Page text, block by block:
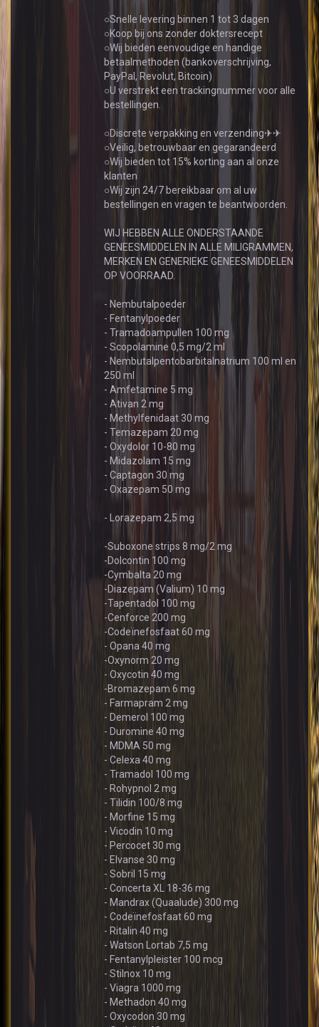
○Snelle levering binnen 1 tot 3 dagen
○Koop bij ons zonder doktersrecept
○Wij bieden eenvoudige en handige
betaalmethoden (bankoverschrijving,
PayPal, Revolut, Bitcoin)
○U verstrekt een trackingnummer voor alle
bestellingen.
○Discrete verpakking en verzending✈✈
○Veilig, betrouwbaar en gegarandeerd
○Wij bieden tot 15% korting aan al onze
klanten
○Wij zijn 24/7 bereikbaar om al uw
bestellingen en vragen te beantwoorden.
WIJ HEBBEN ALLE ONDERSTAANDE
GENEESMIDDELEN IN ALLE MILIGRAMMEN,
MERKEN EN GENERIEKE GENEESMIDDELEN
OP VOORRAAD.
- Nembutalpoeder
- Fentanylpoeder
- Tramadoampullen 100 mg
- Scopolamine 0,5 mg/2 ml
- Nembutalpentobarbitalnatrium 100 ml en
250 ml
- Amfetamine 5 mg
- Ativan 2 mg
- Methylfenidaat 30 mg
- Temazepam 20 mg
- Oxydolor 10-80 mg
- Midazolam 15 mg
- Captagon 30 mg
- Oxazepam 50 mg
- Lorazepam 2,5 mg
-Suboxone strips 8 mg/2 mg
-Dolcontin 100 mg
-Cymbalta 20 mg
-Diazepam (Valium) 10 mg
-Tapentadol 100 mg
-Cenforce 200 mg
-Codeïnefosfaat 60 mg
- Opana 40 mg
-Oxynorm 20 mg
- Oxycotin 40 mg
-Bromazepam 6 mg
- Farmapram 2 mg
- Demerol 100 mg
- Duromine 40 mg
- MDMA 50 mg
- Celexa 40 mg
- Tramadol 100 mg
- Rohypnol 2 mg
- Tilidin 100/8 mg
- Morfine 15 mg
- Vicodin 10 mg
- Percocet 30 mg
- Elvanse 30 mg
- Sobril 15 mg
- Concerta XL 18-36 mg
- Mandrax (Quaalude) 300 mg
- Codeïnefosfaat 60 mg
- Ritalin 40 mg
- Watson Lortab 7,5 mg
- Fentanylpleister 100 mcg
- Stilnox 10 mg
- Viagra 1000 mg
- Methadon 40 mg
- Oxycodon 30 mg